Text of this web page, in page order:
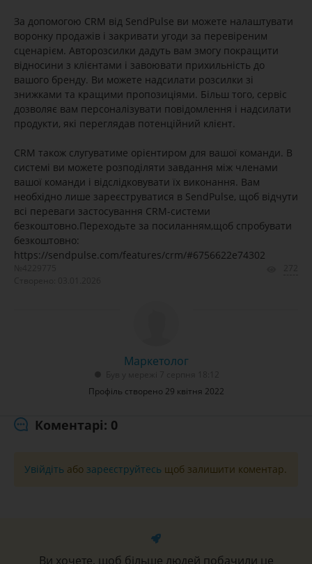
За допомогою CRM від SendPulse ви можете налаштувати
воронку продажів і закривати угоди за перевіреним
сценарієм. Авторозсилки дадуть вам змогу покращити
відносини з клієнтами і завоювати прихильність до
вашого бренду. Ви можете надсилати розсилки зі
знижками та кращими пропозиціями. Більш того, сервіс
дозволяє вам персоналізувати повідомлення і надсилати
продукти, які переглядав потенційний клієнт.
CRM також слугуватиме орієнтиром для вашої команди. В
системі ви можете розподіляти завдання між членами
вашої команди і відслідковувати їх виконання. Вам
необхідно лише зареєструватися в SendPulse, щоб відчути
всі переваги застосування CRM-системи
безкоштовно.Переходьте за посиланням,щоб спробувати
безкоштовно:
https://sendpulse.com/features/crm/#6756622e74302
Маркетолог
Профіль створено 29 квітня 2022
Коментарі: 0
Увійдіть або зареєструйтесь щоб залишити коментар.
Ви хочете, щоб більше людей побачили це